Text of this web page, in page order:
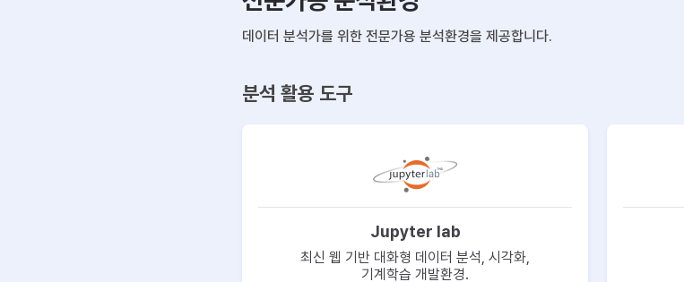
데이터 분석가를 위한 전문가용 분석환경을 제공합니다.
분석 활용 도구
Jupyter lab
최신 웹 기반 대화형 데이터 분석, 시각화,
기계학습 개발환경.